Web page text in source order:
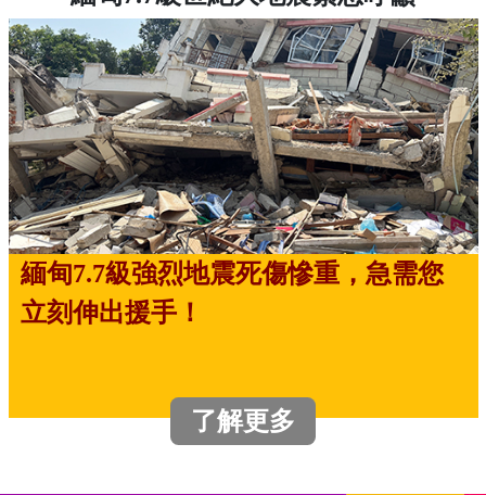
緬甸7.7級強烈地震死傷慘重，急需您
立刻伸出援手！
了解更多